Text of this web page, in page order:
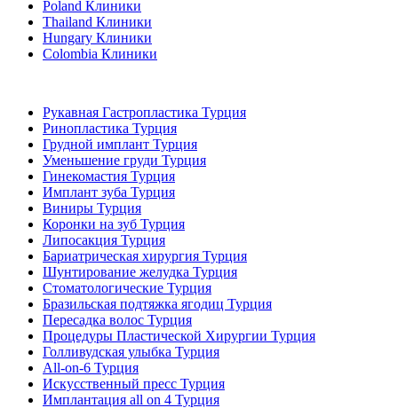
Poland Клиники
Thailand Клиники
Hungary Клиники
Colombia Клиники
Рукавная Гастропластика Турция
Ринопластика Турция
Грудной имплант Турция
Уменьшение груди Турция
Гинекомастия Турция
Имплант зуба Турция
Виниры Турция
Коронки на зуб Турция
Липосакция Турция
Бариатрическая хирургия Турция
Шунтирование желудка Турция
Стоматологические Турция
Бразильская подтяжка ягодиц Турция
Пересадка волос Турция
Процедуры Пластической Хирургии Турция
Голливудская улыбка Турция
All-on-6 Турция
Искусственный пресс Турция
Имплантация all on 4 Турция